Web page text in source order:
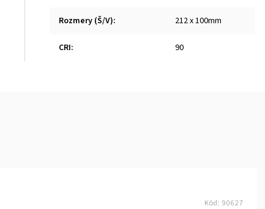
Rozmery (Š/V): 212 x 100mm
CRI: 90
Kód: 90627